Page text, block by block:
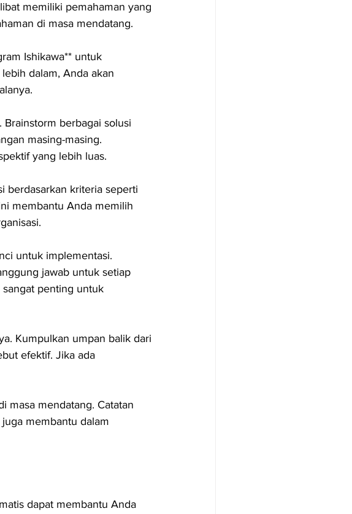
memiliki pemahaman yang
di masa mendatang.
Ishikawa** untuk
dalam, Anda akan
berbagai solusi
masing-masing.
yang lebih luas.
berdasarkan kriteria seperti
membantu Anda memilih
untuk implementasi.
jawab untuk setiap
penting untuk
Kumpulkan umpan balik dari
efektif. Jika ada
masa mendatang. Catatan
membantu dalam
dapat membantu Anda